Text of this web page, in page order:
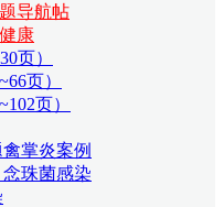
导航帖
康
页）
页）
页）
掌炎案例
珠菌感染